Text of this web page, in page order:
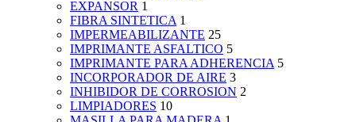
EXPANSOR 1
FIBRA SINTETICA 1
IMPERMEABILIZANTE 25
IMPRIMANTE ASFALTICO 5
IMPRIMANTE PARA ADHERENCIA 5
INCORPORADOR DE AIRE 3
INHIBIDOR DE CORROSION 2
LIMPIADORES 10